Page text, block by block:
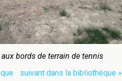
bords de terrain de tennis
suivant dans la bibliothèque »